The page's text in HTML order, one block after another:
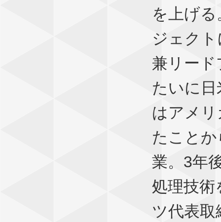
を上げ
ジェク
兼リー
たいに
はアメ
たこと
業。3年
処理技術
ツ代表